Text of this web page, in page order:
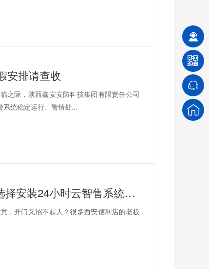
安排请查收
之际，陕西鑫安安防科技集团有限责任公司
统稳定运行、警情处...
守店太累、雇人太贵？西安便利店老板选择安装24小时云智售系统解决问题
，开门又招不起人？很多西安便利店的老板